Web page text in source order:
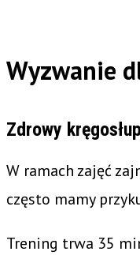
Wyzwanie
Zdrowy kręgosłup
W ramach zajęć
często mamy
Trening trwa 35